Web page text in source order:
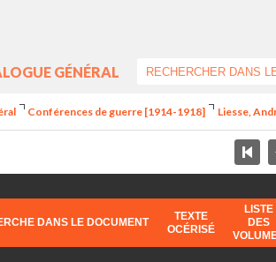
GÉNÉRAL
Conférences de guerre [1914-1918] Liesse,
DANS LE DOCUMENT
TEXTE
OCÉRISÉ
LISTE
DES